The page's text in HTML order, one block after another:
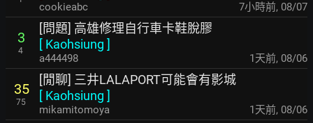
cookieabc 7小時前, 08/07
3
4
[問題] 高雄修理自行車卡鞋脫膠
[ Kaohsiung ]
a444498 1天前, 08/06
35
75
[閒聊] 三井LALAPORT可能會有影城
[ Kaohsiung ]
mikamitomoya 1天前, 08/06